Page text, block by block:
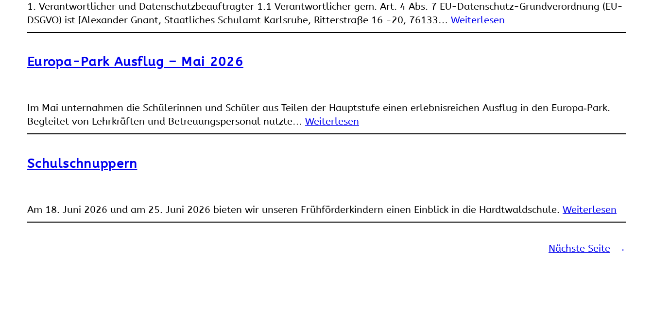
1. Verantwortlicher und Datenschutzbeauftragter 1.1 Verantwortlicher gem. Art. 4 Abs. 7 EU-Datenschutz-Grundverordnung (EU-
DSGVO) ist [Alexander Gnant, Staatliches Schulamt Karlsruhe, Ritterstraße 16 -20, 76133… Weiterlesen
Europa-Park Ausflug – Mai 2026
Im Mai unternahmen die Schülerinnen und Schüler aus Teilen der Hauptstufe einen erlebnisreichen Ausflug in den Europa‑Park.
Begleitet von Lehrkräften und Betreuungspersonal nutzte… Weiterlesen
Schulschnuppern
Am 18. Juni 2026 und am 25. Juni 2026 bieten wir unseren Frühförderkindern einen Einblick in die Hardtwaldschule. Weiterlesen
Nächste Seite →